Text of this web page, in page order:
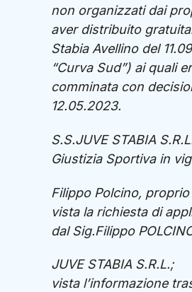
non organizzati dai
aver distribuito
Stabia Avellino del
“Curva Sud”) ai quali
comminata con
12.05.2023.
S.S.JUVE STABIA
Giustizia Sportiva in
Filippo Polcino,
vista la richiesta di
dal Sig.Filippo
JUVE STABIA S.R.L.;
vista l’informazione